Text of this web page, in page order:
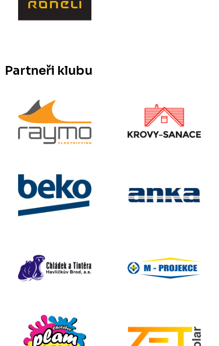
Partneři klubu